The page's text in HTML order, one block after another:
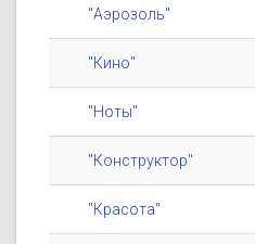
"Аэрозоль"
"Кино"
"Ноты"
"Конструктор"
"Красота"